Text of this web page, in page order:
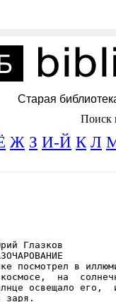
Старая
Поиск
Ж З И-Й К Л
Глазков
посмотрел в
на
освещало его,
заря.